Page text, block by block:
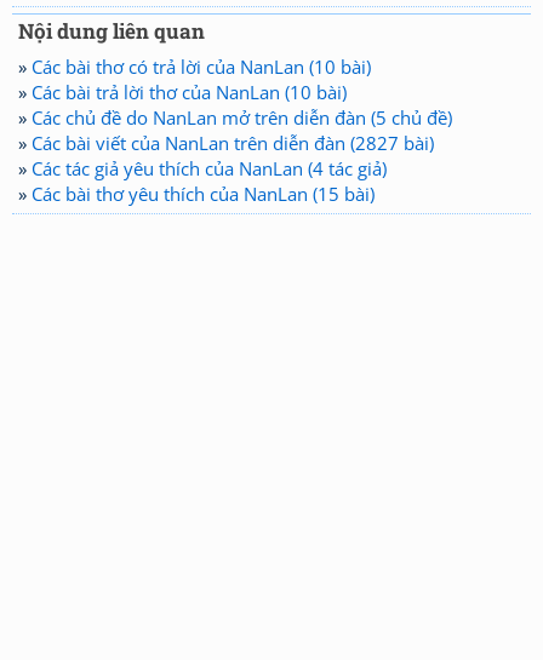
Nội dung liên quan
» Các bài thơ có trả lời của NanLan (10 bài)
» Các bài trả lời thơ của NanLan (10 bài)
» Các chủ đề do NanLan mở trên diễn đàn (5 chủ đề)
» Các bài viết của NanLan trên diễn đàn (2827 bài)
» Các tác giả yêu thích của NanLan (4 tác giả)
» Các bài thơ yêu thích của NanLan (15 bài)